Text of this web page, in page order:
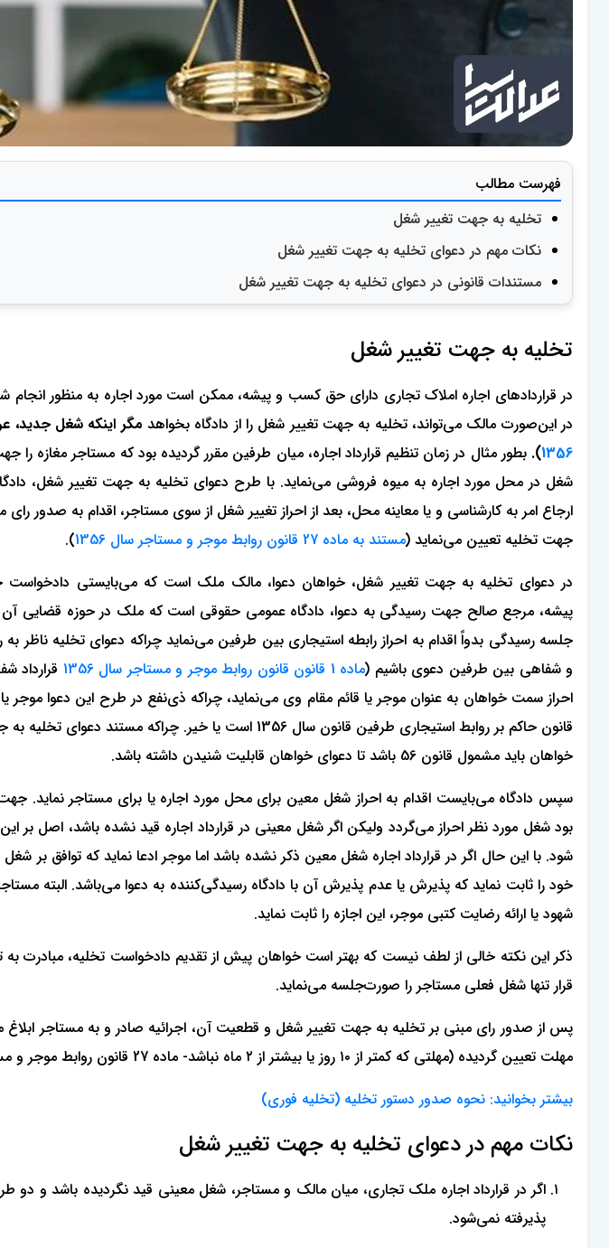
فهرست مطالب
تخلیه به جهت تغییر شغل
نکات مهم در دعوای تخلیه به جهت تغییر شغل
مستندات قانونی در دعوای تخلیه به جهت تغییر شغل
تخلیه به جهت تغییر شغل
در قراردادهای اجاره املاک تجاری دارای حق کسب و پیشه، ممکن است مورد اجاره به منظور
در این‌صورت مالک می‌تواند، تخلیه به جهت تغییر شغل را از دادگاه بخواهد مگر اینکه شغل جدید،
1356
).بطور مثال در زمان تنظیم قرارداد اجاره، میان طرفین مقرر گردیده بود که مستاجر مغازه
شغل در محل مورد اجاره به میوه فروشی می‌نماید. با طرح دعوای تخلیه به جهت تغییر شغل،
جهت تخلیه تعیین می‌نماید (مستند به ماده 27 قانون روابط موجر و مستاجر سال 1356
).
در دعوای تخلیه به جهت تغییر شغل، خواهان دعوا، مالک ملک است که می‌بایستی
پیشه، مرجع صالح جهت رسیدگی به دعوا، دادگاه عمومی حقوقی است که ملک در حوزه قضایی آن
جلسه رسیدگی بدواً اقدام به احراز رابطه استیجاری بین طرفین می‌نماید چراکه دعوای تخلیه ناظر
و شفاهی بین طرفین دعوی باشیم (ماده 1 قانون قانون روابط موجر و مستاجر سال 1356
قرارداد
احراز سمت خواهان به عنوان موجر یا قائم مقام وی می‌نماید، چراکه ذی‌نفع در طرح این دعوا
خواهان باید مشمول قانون 56 باشد تا دعوای خواهان قابلیت شنیدن داشته باشد.
سپس دادگاه می‌بایست اقدام به احراز شغل معین برای محل مورد اجاره یا برای مستاجر نماید. جهت
بود شغل مورد نظر احراز می‌گردد ولیکن اگر شغل معینی در قرارداد اجاره قید نشده باشد، اصل
شود. با این حال اگر در قرارداد اجاره شغل معین ذکر نشده باشد اما موجر ادعا نماید که توافق بر
خود را ثابت نماید که پذیرش یا عدم پذیرش آن با دادگاه رسیدگی‌کننده به دعوا می‌باشد. البته
شهود یا ارائه رضایت کتبی موجر، این اجازه را ثابت نماید.
قرار تنها شغل فعلی مستاجر را صورت‌جلسه می‌نماید.
پس از صدور رای مبنی بر تخلیه به جهت تغییر شغل و قطعیت آن، اجرائیه صادر و به مستاجر
مهلت تعیین گردیده (مهلتی که کمتر از ١٠ روز یا بیشتر از ٢ ماه نباشد- ماده 27 قانون روابط موجر و مستاجر سال 1356)، اقدام به تخلیه نکند، واحد اجرای احکام دادگاه، اقدام به تخلیه ملک می‌نماید.
بیشتر بخوانید: نحوه صدور دستور تخلیه (تخلیه فوری)
نکات مهم در دعوای تخلیه به جهت تغییر شغل
اگر در قرارداد اجاره ملک تجاری، میان مالک و مستاجر، شغل معینی قید نگردیده باشد و
پذیرفته نمی‌شود.